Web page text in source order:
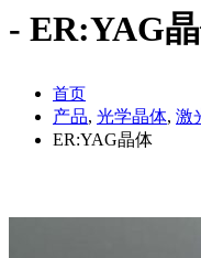
ER:YAG
首页
产品, 光学晶体, 激
ER:YAG晶体